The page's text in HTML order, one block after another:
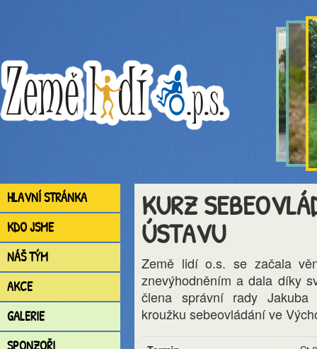
HLAVNÍ STRÁNKA
KDO JSME
NÁŠ TÝM
AKCE
GALERIE
KURZ
ÚSTAVU
Země lidí o.s. se začala
znevýhodněním a dala díky
člena správní rady Jakuba
kroužku sebeovládání ve